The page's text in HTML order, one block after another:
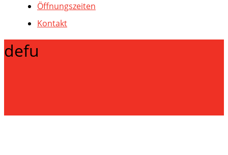
Öffnungszeiten
Kontakt
defu